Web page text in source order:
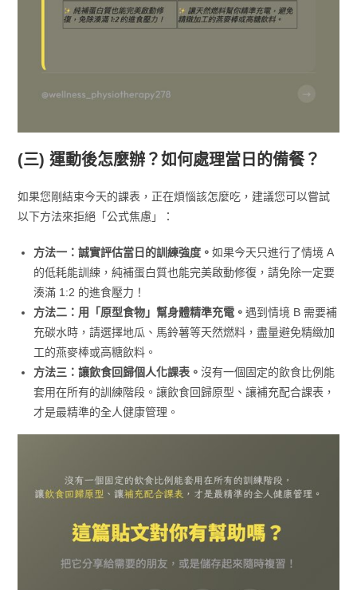
(三) 運動後怎麼辦？如何處理當日的備餐？
如果您剛結束今天的課表，正在煩惱該怎麼吃，建議您可以嘗試
以下方法來拒絕「公式焦慮」：
方法一：誠實評估當日的訓練強度。如果今天只進行了情境 A
的低耗能訓練，純補蛋白質也能完美啟動修復，請免除一定要
湊滿 1:2 的進食壓力！
方法二：用「原型食物」幫身體精準充電。遇到情境 B 需要補
充碳水時，請選擇地瓜、馬鈴薯等天然燃料，盡量避免精緻加
工的燕麥棒或高糖飲料。
方法三：讓飲食回歸個人化課表。沒有一個固定的飲食比例能
套用在所有的訓練階段。讓飲食回歸原型、讓補充配合課表，
才是最精準的全人健康管理。